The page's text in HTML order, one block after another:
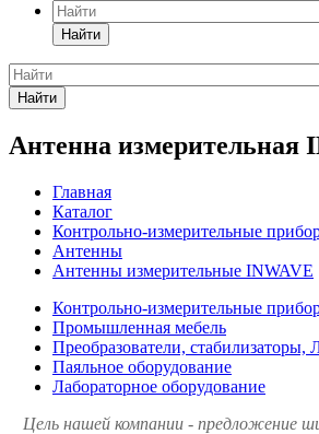
Найти
Найти
Антенна измерительная
Главная
Каталог
Контрольно-измерительные
Антенны
Антенны измерительные INWAVE
Контрольно-измерительные
Промышленная мебель
Преобразователи,
Паяльное оборудование
Лабораторное оборудование
Цель нашей компании - предложение